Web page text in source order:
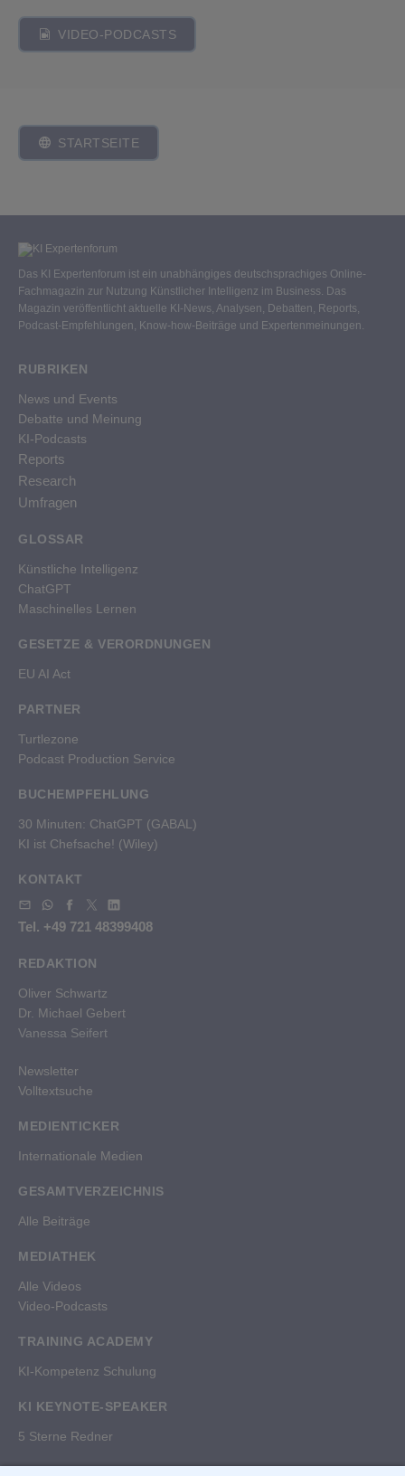
VIDEO-PODCASTS
STARTSEITE
Das KI Expertenforum ist ein unabhängiges deutschsprachiges Online-
Fachmagazin zur Nutzung Künstlicher Intelligenz im Business. Das
Magazin veröffentlicht aktuelle KI-News, Analysen, Debatten, Reports,
Podcast-Empfehlungen, Know-how-Beiträge und Expertenmeinungen.
RUBRIKEN
News und Events
Debatte und Meinung
KI-Podcasts
Reports
Research
Umfragen
GLOSSAR
Künstliche Intelligenz
ChatGPT
Maschinelles Lernen
GESETZE & VERORDNUNGEN
EU AI Act
PARTNER
Turtlezone
Podcast Production Service
BUCHEMPFEHLUNG
30 Minuten: ChatGPT (GABAL)
KI ist Chefsache! (Wiley)
KONTAKT
Tel. +49 721 48399408
REDAKTION
Oliver Schwartz
Dr. Michael Gebert
Vanessa Seifert
Newsletter
Volltextsuche
MEDIENTICKER
Internationale Medien
GESAMTVERZEICHNIS
Alle Beiträge
MEDIATHEK
Alle Videos
Video-Podcasts
TRAINING ACADEMY
KI-Kompetenz Schulung
KI KEYNOTE-SPEAKER
5 Sterne Redner